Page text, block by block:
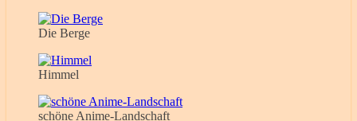
Die Berge
Himmel
schöne Anime-Landschaft